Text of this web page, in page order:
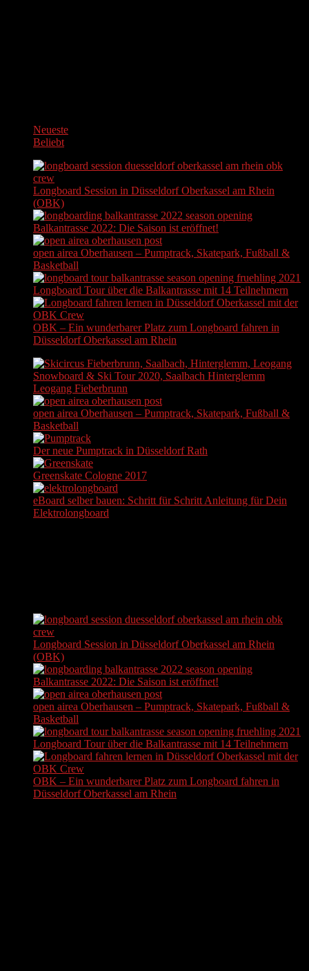
Neueste
Beliebt
Longboard Session in Düsseldorf Oberkassel am Rhein
(OBK)
Balkantrasse 2022: Die Saison ist eröffnet!
open airea Oberhausen – Pumptrack, Skatepark, Fußball &
Basketball
Longboard Tour über die Balkantrasse mit 14 Teilnehmern
OBK – Ein wunderbarer Platz zum Longboard fahren in
Düsseldorf Oberkassel am Rhein
Snowboard & Ski Tour 2020, Saalbach Hinterglemm
Leogang Fieberbrunn
open airea Oberhausen – Pumptrack, Skatepark, Fußball &
Basketball
Der neue Pumptrack in Düsseldorf Rath
Greenskate Cologne 2017
eBoard selber bauen: Schritt für Schritt Anleitung für Dein
Elektrolongboard
Longboard Session in Düsseldorf Oberkassel am Rhein
(OBK)
Balkantrasse 2022: Die Saison ist eröffnet!
open airea Oberhausen – Pumptrack, Skatepark, Fußball &
Basketball
Longboard Tour über die Balkantrasse mit 14 Teilnehmern
OBK – Ein wunderbarer Platz zum Longboard fahren in
Düsseldorf Oberkassel am Rhein